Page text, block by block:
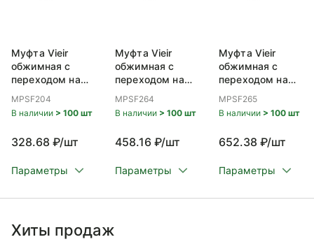
Муфта Vieir
обжимная с
переходом на
резьбу 20x3/4
MPSF204
В наличии > 100 шт
328.68 ₽/шт
Параметры
Муфта Vieir
обжимная с
переходом на
резьбу 26x3/4
MPSF264
В наличии > 100 шт
458.16 ₽/шт
Параметры
Муфта Vieir
обжимная с
переходом на
резьбу 26x1
MPSF265
В наличии > 100 шт
652.38 ₽/шт
Параметры
Хиты продаж